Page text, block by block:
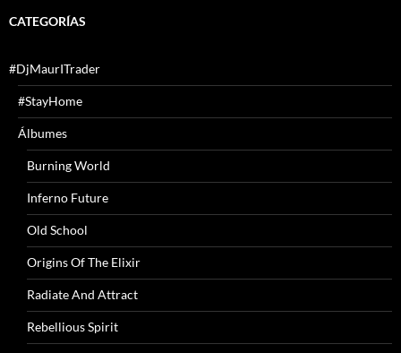
CATEGORÍAS
#DjMaurITrader
#StayHome
Álbumes
Burning World
Inferno Future
Old School
Origins Of The Elixir
Radiate And Attract
Rebellious Spirit